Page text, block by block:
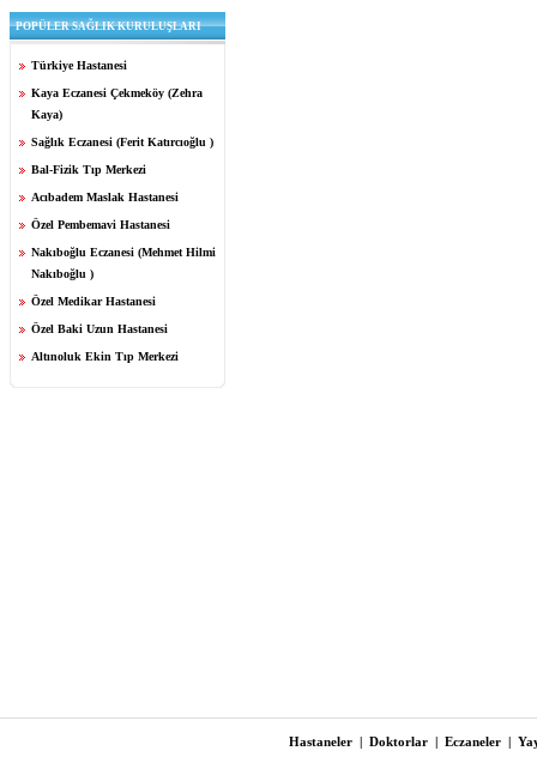
POPÜLER SAĞLIK KURULUŞLARI
Türkiye Hastanesi
Kaya Eczanesi Çekmeköy (Zehra
Kaya)
Sağlık Eczanesi (Ferit Katırcıoğlu )
Bal-Fizik Tıp Merkezi
Acıbadem Maslak Hastanesi
Özel Pembemavi Hastanesi
Nakıboğlu Eczanesi (Mehmet Hilmi
Nakıboğlu )
Özel Medikar Hastanesi
Özel Baki Uzun Hastanesi
Altınoluk Ekin Tıp Merkezi
Hastaneler | Doktorlar | Eczaneler |